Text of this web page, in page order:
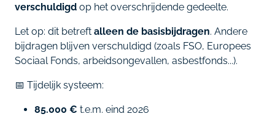
verschuldigd op het overschrijdende gedeelte.
Let op: dit betreft alleen de basisbijdragen. Andere
bijdragen blijven verschuldigd (zoals FSO, Europees
Sociaal Fonds, arbeidsongevallen, asbestfonds...).
📅 Tijdelijk systeem:
85.000 € t.e.m. eind 2026